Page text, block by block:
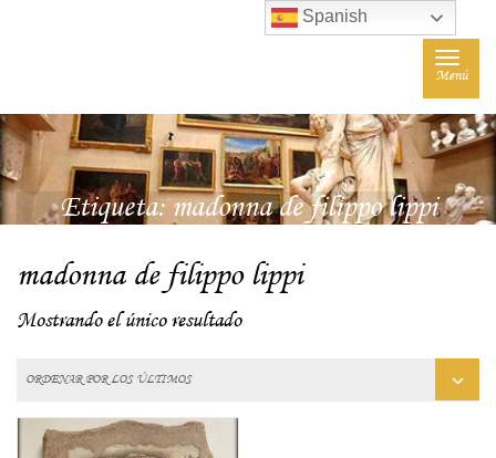
Toggle
Menú
Etiqueta:madonna de filippo lippi
madonna de filippo lippi
Mostrando el único resultado
Spanish